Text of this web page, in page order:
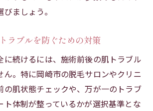
ましょう。
ラブルを防ぐための対策
に続けるには、施術前後の肌トラブル
ん。特に岡崎市の脱毛サロンやクリニ
の肌状態チェックや、万が一のトラブ
ト体制が整っているかが選択基準とな